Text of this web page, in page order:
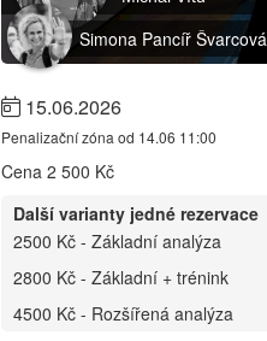
Simona Pancíř Švarcová
15.06.2026
Penalizační zóna od 14.06 11:00
Cena 2 500 Kč
Další varianty jedné rezervace
2500 Kč - Základní analýza
2800 Kč - Základní + trénink
4500 Kč - Rozšířená analýza